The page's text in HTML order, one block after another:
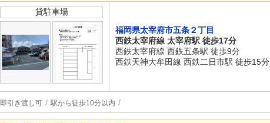
貸駐車場
福岡県太宰府市五条２丁目
西鉄太宰府線 太宰府駅 徒歩17分
西鉄太宰府線 西鉄五条駅 徒歩9分
西鉄天神大牟田線 西鉄二日市駅 徒歩15分
即引き渡し可 駅から徒歩10分以内